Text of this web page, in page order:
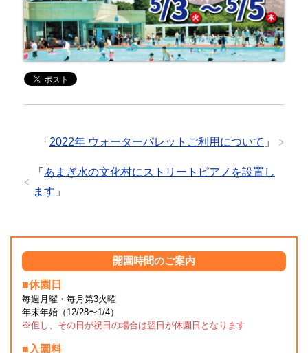
「 2022年 ウォーターパレットご利用について 」
「 あまぎ水の文化村にストリートピアノを設置し
ます 」
開園時間のご案内
■休園日
毎週月曜・毎月第3火曜
年末年始（12/28〜1/4）
※但し、その日が祝日の場合は翌日が休園日となります
■入園料